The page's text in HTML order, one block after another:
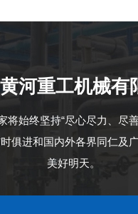
河重工机械有
将始终坚持“尽心尽力、尽
俱进和国内外各界同仁及
美好明天。